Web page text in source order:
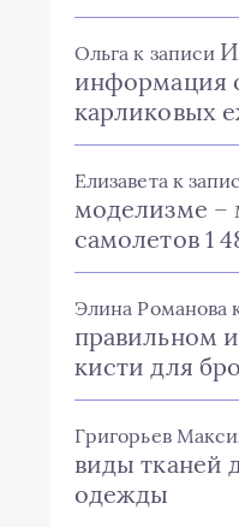
Ольга к записи
информация
карликовых
Елизаветак
моделизме –
самолетов 1
Элина Романова
правильном
кисти для
Григорьев
виды тканей
одежды